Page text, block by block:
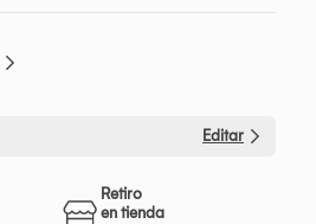
Editar
Retiro
en tienda